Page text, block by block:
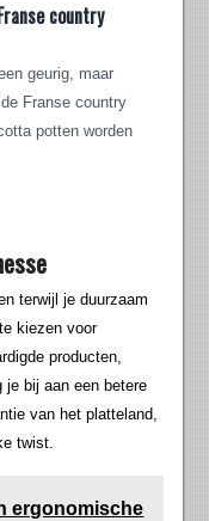
country
geurig, maar
Franse country
potten worden
terwijl je duurzaam
kiezen voor
producten,
je bij aan een betere
van het platteland,
twist.
ergonomische